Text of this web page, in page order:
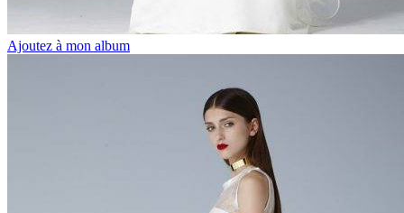
Ajoutez à mon album